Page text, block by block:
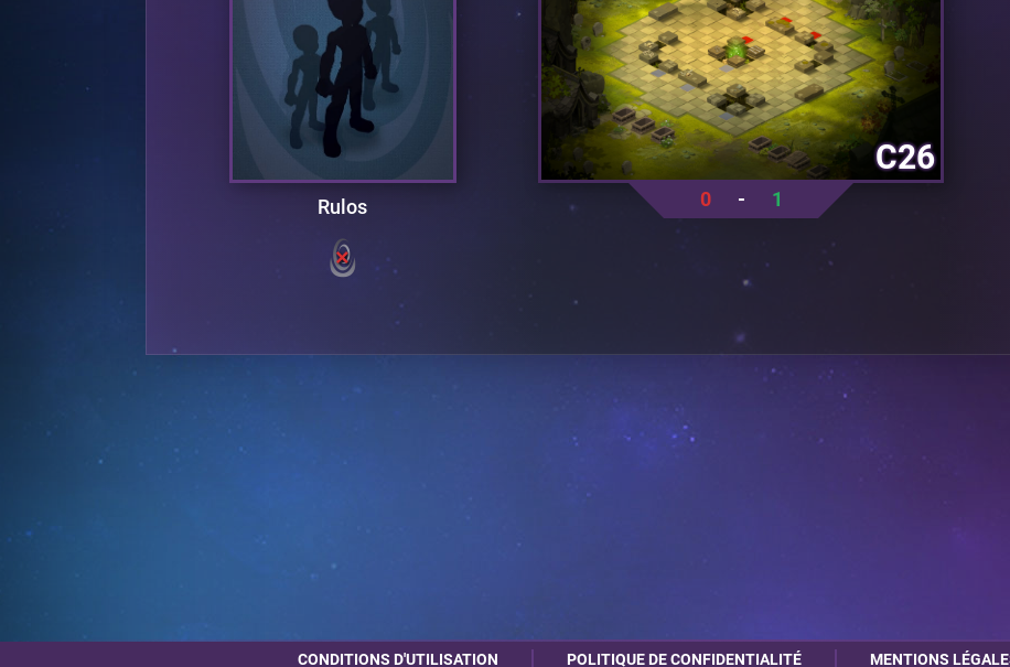
Rulos
C26
0 - 1
CONDITIONS D'UTILISATION POLITIQUE DE CONFIDENTIALITÉ MENTIONS